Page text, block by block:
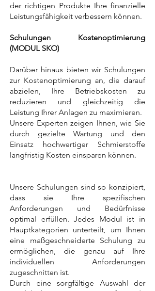
der richtigen Produkte Ihre finanzielle
Leistungsfähigkeit verbessern können.
Schulungen Kostenoptimierung
(MODUL SKO)
Darüber hinaus bieten wir Schulungen
zur Kostenoptimierung an, die darauf
abzielen, Ihre Betriebskosten zu
reduzieren und gleichzeitig die
Leistung Ihrer Anlagen zu maximieren.
Unsere Experten zeigen Ihnen, wie Sie
durch gezielte Wartung und den
Einsatz hochwertiger Schmierstoffe
langfristig Kosten einsparen können.
Unsere Schulungen sind so konzipiert,
dass sie Ihre spezifischen
Anforderungen und Bedürfnisse
optimal erfüllen. Jedes Modul ist in
Hauptkategorien unterteilt, um Ihnen
eine maßgeschneiderte Schulung zu
ermöglichen, die genau auf Ihre
individuellen Anforderungen
zugeschnitten ist.
Durch eine sorgfältige Auswahl der